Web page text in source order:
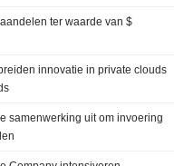
ter waarde van $
innovatie in private clouds
samenwerking uit om invoering